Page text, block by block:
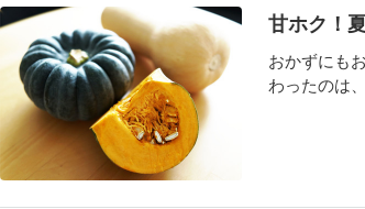
甘ホク！
おかずにも
わったのは